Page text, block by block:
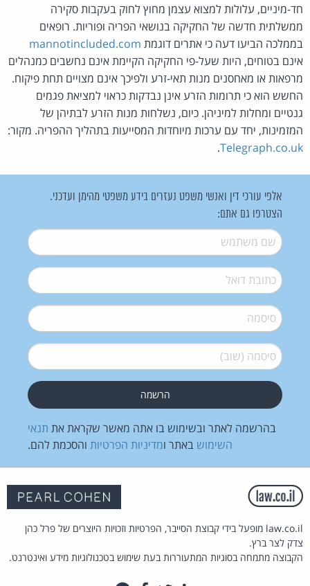
חד-מיניים, עלולות למצוא עצמן מחוץ לחוק בעקבות סקירה
ממשלתית חדשה של החקיקה בנושאי הפריה ופוריות. רופאים
בממלכה הביעו דעה כי אתרים דוגמת mannotincluded.com
אינם בטוחים, היות שעל-פי החקיקה הקיימת אינם נחשבים כמנהלים
מרפאות או מאחסנים מנות תאי-זרע ולפיכך אינם מצויים תחת פיקוח.
החשש הוא כי תרומות הזרע אינן נבדקות כראוי למציאת פגמים
גנטיים ומחלות למיניהן. כיום, נשלחות מנות הזרע לבתיהן של
המזמינות, יחד עם ערכות מיוחדות המסייעות בתהליך ההפריה. מקור:
Telegraph.co.uk
.
אלפי עורכי דין ואנשי משפט נעזרים בידע משפטי מהימן ועדכני.
הצטרפו גם אתם:
שם משתמש*
דואל*
סיסמה*
סיסמה (שוב)*
בהרשמה לאתר ובשימוש בו אתה מאשר שקראת את תנאי
השימוש באתר ומדיניות הפרטיות והסכמת להם.
law.co.il מופעל בידי קבוצת הסייבר, הפרטיות וזכויות היוצרים של פרל כהן
צדק לצר ברץ.
הקבוצה מתמחה בסוגיות המתעוררות בעת שימוש בטכנולוגיות מידע ואינטרנט.